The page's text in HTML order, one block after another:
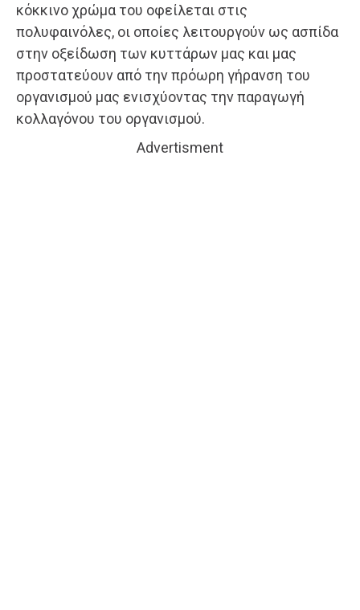
κόκκινο χρώμα του οφείλεται στις
πολυφαινόλες, οι οποίες λειτουργούν ως ασπίδα
στην οξείδωση των κυττάρων μας και μας
προστατεύουν από την πρόωρη γήρανση του
οργανισμού μας ενισχύοντας την παραγωγή
κολλαγόνου του οργανισμού.
Advertisment